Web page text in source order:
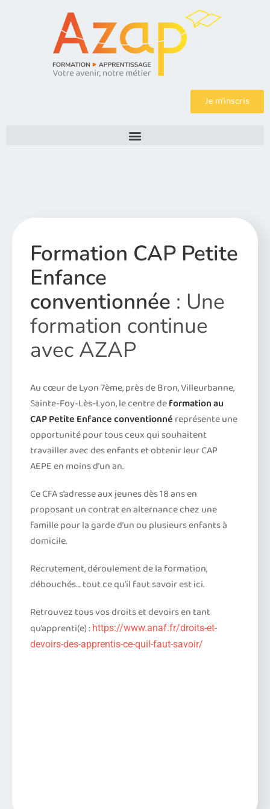
Je m’inscris
Formation CAP Petite
Enfance
conventionnée : Une
formation continue
avec AZAP
Au cœur de Lyon 7ème, près de Bron, Villeurbanne,
Sainte-Foy-Lès-Lyon, le centre deformation au
CAP Petite Enfance conventionné représente une
opportunité pour tous ceux qui souhaitent
travailler avec des enfants et obtenir leur CAP
AEPE en moins d’un an.
Ce CFA s’adresse aux jeunes dès 18 ans en
proposant un contrat en alternance chez une
famille pour la garde d’un ou plusieurs enfants à
domicile.
Recrutement, déroulement de la formation,
débouchés… tout ce qu’il faut savoir est ici.
Retrouvez tous vos droits et devoirs en tant
qu’apprenti(e) : https://www.anaf.fr/droits-et-
devoirs-des-apprentis-ce-quil-faut-savoir/